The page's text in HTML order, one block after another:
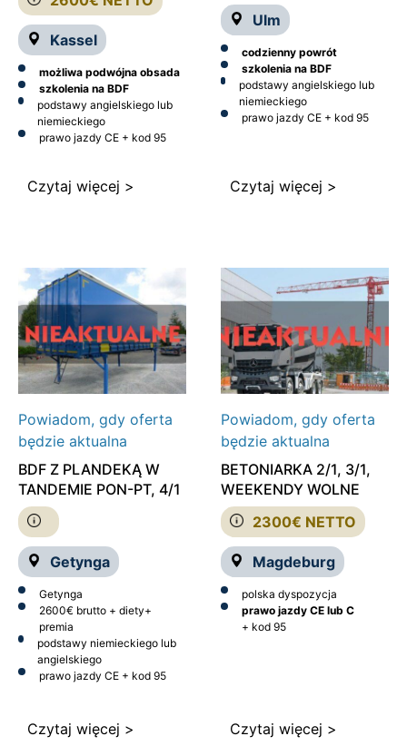
Kassel
możliwa podwójna obsada
szkolenia na BDF
podstawy angielskiego lub
niemieckiego
prawo jazdy CE + kod 95
Czytaj więcej >
Ulm
codzienny powrót
szkolenia na BDF
podstawy angielskiego lub
niemieckiego
prawo jazdy CE + kod 95
Czytaj więcej >
Powiadom, gdy oferta
będzie aktualna
Getynga
BDF Z PLANDEKĄ W
TANDEMIE PON-PT, 4/1
Getynga
2600€ brutto + diety+
premia
podstawy niemieckiego lub
angielskiego
prawo jazdy CE + kod 95
Czytaj więcej >
Powiadom, gdy oferta
będzie aktualna
2300€ NETTO
Magdeburg
BETONIARKA 2/1, 3/1,
WEEKENDY WOLNE
polska dyspozycja
prawo jazdy CE lub C
+ kod 95
Czytaj więcej >